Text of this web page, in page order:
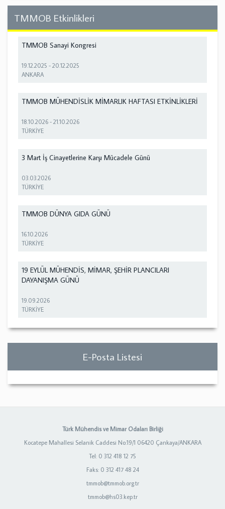
TMMOB Etkinlikleri
TMMOB Sanayi Kongresi
19.12.2025 -20.12.2025
ANKARA
TMMOB MÜHENDİSLİK MİMARLIK HAFTASI ETKİNLİKLERİ
18.10.2026 -21.10.2026
TÜRKİYE
3 Mart İş Cinayetlerine Karşı Mücadele Günü
03.03.2026
TÜRKİYE
TMMOB DÜNYA GIDA GÜNÜ
16.10.2026
TÜRKİYE
19 EYLÜL MÜHENDİS, MİMAR, ŞEHİR PLANCILARI
DAYANIŞMA GÜNÜ
19.09.2026
TÜRKİYE
E-Posta Listesi
Türk Mühendis ve Mimar Odaları Birliği
Kocatepe Mahallesi Selanik Caddesi No:19/1 06420 Çankaya/ANKARA
Tel: 0 312 418 12 75
Faks: 0 312 417 48 24
tmmob@tmmob.org.tr
tmmob@hs03.kep.tr